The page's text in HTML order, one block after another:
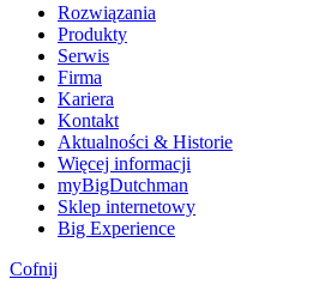
Rozwiązania
Produkty
Serwis
Firma
Kariera
Kontakt
Aktualności & Historie
Więcej informacji
myBigDutchman
Sklep internetowy
Big Experience
Cofnij